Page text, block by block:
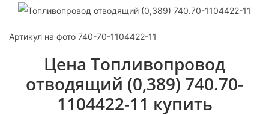
Артикул на фото 740-70-1104422-11
Цена Топливопровод
отводящий (0,389) 740.70-
1104422-11 купить